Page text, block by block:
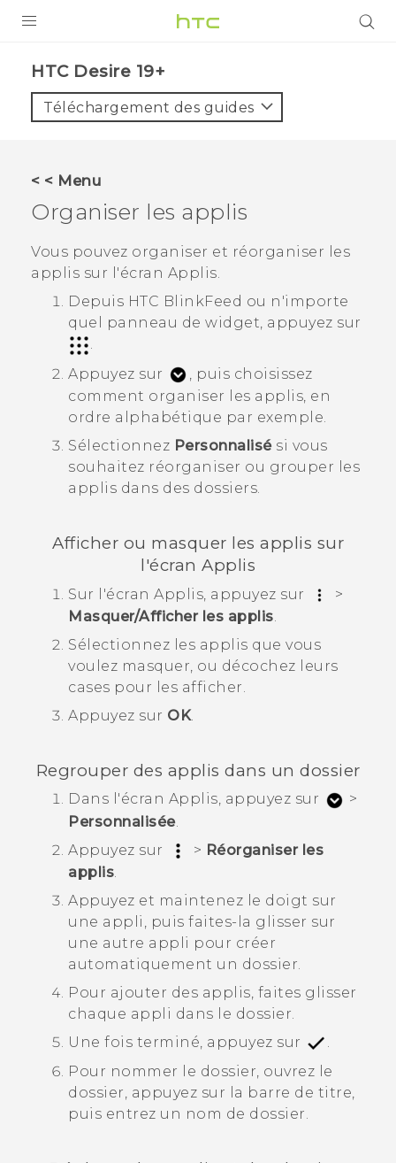
VIVE
ASSISTANCE
Appareils HTC & Accessoires
Connexion
‎HTC Desire 19+‎‎
Téléchargement des guides
< < Menu
Organiser les applis
Vous pouvez organiser et réorganiser les
applis sur l'écran Applis.
Depuis HTC BlinkFeed ou n'importe
quel panneau de widget, appuyez sur
.
Appuyez sur
, puis choisissez
comment organiser les applis, en
ordre alphabétique par exemple.
Sélectionnez Personnalisési vous
souhaitez réorganiser ou grouper les
applis dans des dossiers.
Afficher ou masquer les applis sur
l'écran Applis
Sur l'écran Applis , appuyez sur
>
Masquer/Afficher les applis.
Sélectionnez les applis que vous
voulez masquer, ou décochez leurs
cases pour les afficher.
Appuyez sur OK.
Regrouper des applis dans un dossier
Dans l'écran Applis, appuyez sur
>
Personnalisée.
Appuyez sur
> Réorganiser les
applis
Appuyez et maintenez le doigt sur
une appli, puis faites-la glisser sur
une autre appli pour créer
automatiquement un dossier.
Pour ajouter des applis, faites glisser
chaque appli dans le dossier.
Une fois terminé, appuyez sur
Pour nommer le dossier, ouvrez le
dossier, appuyez sur la barre de titre,
puis entrez un nom de dossier.